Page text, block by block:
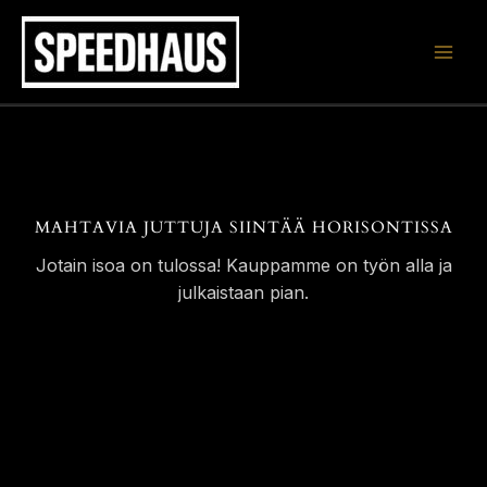
Siirry
sisältöön
MAHTAVIA JUTTUJA SIINTÄÄ HORISONTISSA
Jotain isoa on tulossa! Kauppamme on työn alla ja
julkaistaan pian.